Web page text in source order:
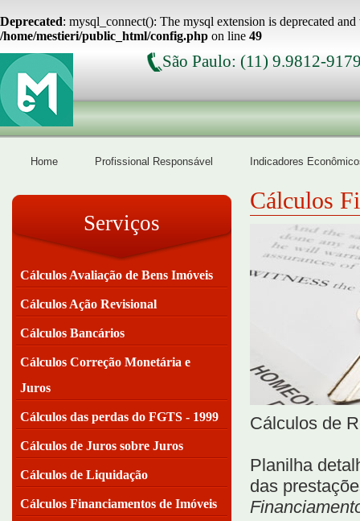
Deprecated: mysql_connect(): The mysql extension is deprecated
/home/mestieri/public_html/config.php on line 49
São Paulo: (11) 9.9812-
Home Profissional Responsável Indicadores
Serviços
Cálculos Avaliação de Bens Imóveis
Cálculos Ação Revisional
Cálculos Bancários
Cálculos Correção Monetária e
Juros
Cálculos das perdas do FGTS - 1999
Cálculos de Juros sobre Juros
Cálculos de Liquidação
Cálculos Financiamentos de Imóveis
Cálculos
Cálculos de
Planilha
das